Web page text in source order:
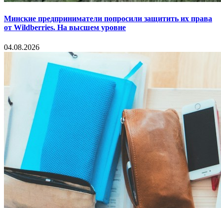
Минские предприниматели попросили защитить их права
от Wildberries. На высшем уровне
04.08.2026